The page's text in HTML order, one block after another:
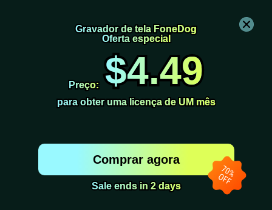
Gravador de tela FoneDog
Gravador de tela FoneDog
Oferta especial
Oferta especial
Preço:
Preço: $4.49
$4.49
para obter uma licença de UM mês
para obter uma licença de UM mês
Sale ends in 2 days
Sale ends in 2 days
Comprar agora